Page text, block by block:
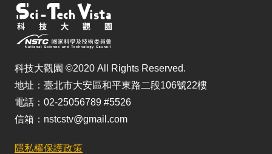
科技大觀園 ©2020 All Rights Reserved.
地址：臺北市大安區和平東路二段106號22樓
電話：02-25056789 #5526
信箱：nstcstv@gmail.com
隱私權保護政策